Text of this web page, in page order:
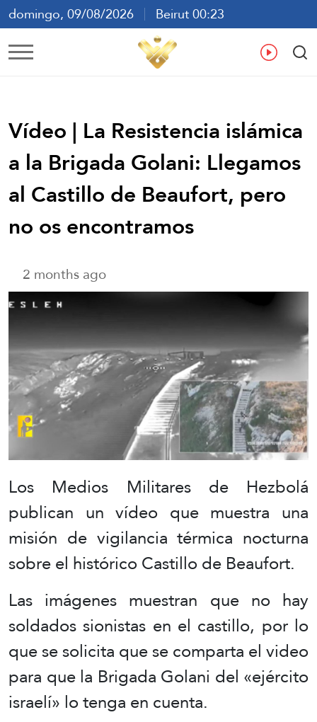
domingo, 09/08/2026
Beirut 00:23
ع En
Vídeo | La Resistencia islámica
a la Brigada Golani: Llegamos
al Castillo de Beaufort, pero
no os encontramos
2 months ago
Los Medios Militares de Hezbolá
publican un vídeo que muestra una
misión de vigilancia térmica nocturna
sobre el histórico Castillo de Beaufort.
Las imágenes muestran que no hay
soldados sionistas en el castillo, por lo
que se solicita que se comparta el video
para que la Brigada Golani del «ejército
israelí» lo tenga en cuenta.